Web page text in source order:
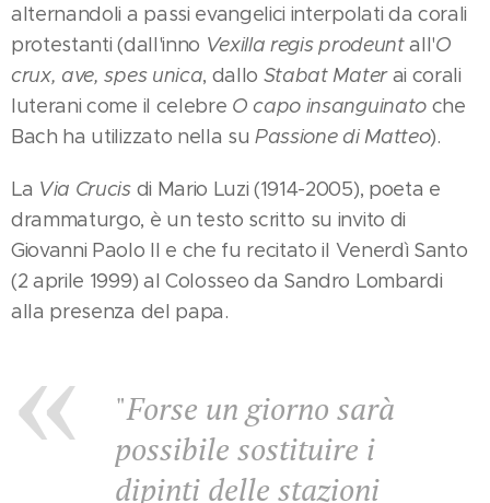
alternandoli a passi evangelici interpolati da corali
protestanti (dall'inno Vexilla regis prodeuntall'O
crux, ave, spes unica, dallo Stabat Materai corali
luterani come il celebre O capo insanguinato che
Bach ha utilizzato nella suPassione di Matteo).
La Via Crucis di Mario Luzi (1914-2005), poeta e
drammaturgo, è un testo scritto su invito di
Giovanni Paolo II e che fu recitato il Venerdì Santo
(2 aprile 1999) al Colosseo da Sandro Lombardi
alla presenza del papa.
"Forse un giorno sarà
possibile sostituire i
dipinti delle stazioni